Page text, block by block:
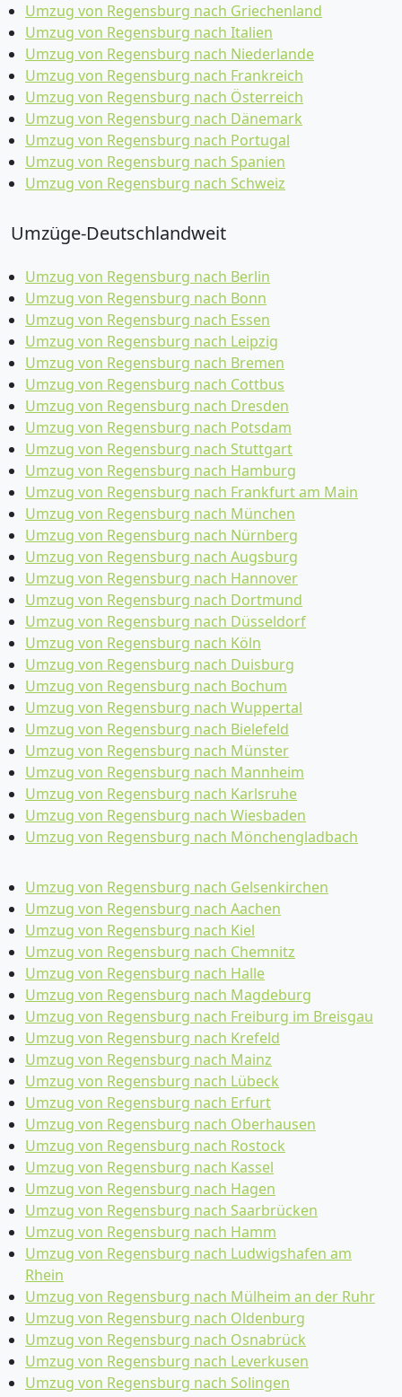
Umzug von Regensburg nach Griechenland
Umzug von Regensburg nach Italien
Umzug von Regensburg nach Niederlande
Umzug von Regensburg nach Frankreich
Umzug von Regensburg nach Österreich
Umzug von Regensburg nach Dänemark
Umzug von Regensburg nach Portugal
Umzug von Regensburg nach Spanien
Umzug von Regensburg nach Schweiz
Umzüge-Deutschlandweit
Umzug von Regensburg nach Berlin
Umzug von Regensburg nach Bonn
Umzug von Regensburg nach Essen
Umzug von Regensburg nach Leipzig
Umzug von Regensburg nach Bremen
Umzug von Regensburg nach Cottbus
Umzug von Regensburg nach Dresden
Umzug von Regensburg nach Potsdam
Umzug von Regensburg nach Stuttgart
Umzug von Regensburg nach Hamburg
Umzug von Regensburg nach Frankfurt am Main
Umzug von Regensburg nach München
Umzug von Regensburg nach Nürnberg
Umzug von Regensburg nach Augsburg
Umzug von Regensburg nach Hannover
Umzug von Regensburg nach Dortmund
Umzug von Regensburg nach Düsseldorf
Umzug von Regensburg nach Köln
Umzug von Regensburg nach Duisburg
Umzug von Regensburg nach Bochum
Umzug von Regensburg nach Wuppertal
Umzug von Regensburg nach Bielefeld
Umzug von Regensburg nach Münster
Umzug von Regensburg nach Mannheim
Umzug von Regensburg nach Karlsruhe
Umzug von Regensburg nach Wiesbaden
Umzug von Regensburg nach Mönchen­gladbach
Umzug von Regensburg nach Gelsenkirchen
Umzug von Regensburg nach Aachen
Umzug von Regensburg nach Kiel
Umzug von Regensburg nach Chemnitz
Umzug von Regensburg nach Halle
Umzug von Regensburg nach Magdeburg
Umzug von Regensburg nach Freiburg im Breisgau
Umzug von Regensburg nach Krefeld
Umzug von Regensburg nach Mainz
Umzug von Regensburg nach Lübeck
Umzug von Regensburg nach Erfurt
Umzug von Regensburg nach Oberhausen
Umzug von Regensburg nach Rostock
Umzug von Regensburg nach Kassel
Umzug von Regensburg nach Hagen
Umzug von Regensburg nach Saarbrücken
Umzug von Regensburg nach Hamm
Umzug von Regensburg nach Ludwigshafen am
Rhein
Umzug von Regensburg nach Mülheim an der Ruhr
Umzug von Regensburg nach Oldenburg
Umzug von Regensburg nach Osnabrück
Umzug von Regensburg nach Leverkusen
Umzug von Regensburg nach Solingen